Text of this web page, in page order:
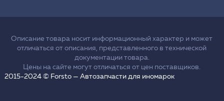
Описание товара носит информационный характер и может
отличаться от описания, представленного в технической
документации товара.
Цены на сайте могут отличаться от цен поставщиков.
2015-2024 © Forsto — Автозапчасти для иномарок